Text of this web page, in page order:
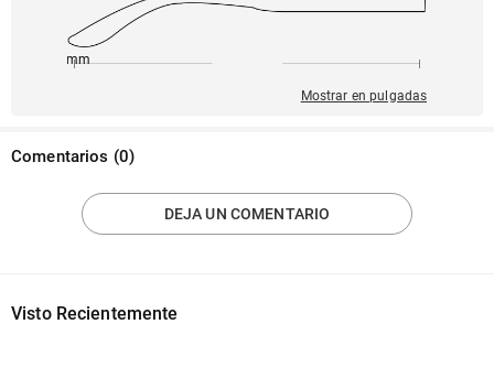
145mm
Mostrar en pulgadas
Comentarios (0)
DEJA UN COMENTARIO
Visto Recientemente